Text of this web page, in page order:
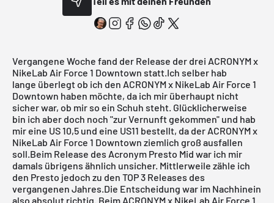
Vergangene Woche fand der Release der drei ACRONYM x
NikeLab Air Force 1 Downtown statt.Ich selber hab
lange überlegt ob ich den ACRONYM x NikeLab Air Force 1
Downtown haben möchte, da ich mir überhaupt nicht
sicher war, ob mir so ein Schuh steht. Glücklicherweise
bin ich aber doch noch "zur Vernunft gekommen" und hab
mir eine US 10,5 und eine US11 bestellt, da der ACRONYM x
NikeLab Air Force 1 Downtown ziemlich groß ausfallen
soll.Beim Release des Acronym Presto Mid war ich mir
damals übrigens ähnlich unsicher. Mittlerweile zähle ich
den Presto jedoch zu den TOP 3 Releases des
vergangenen Jahres.Die Entscheidung war im Nachhinein
also absolut richtig. Beim ACRONYM x NikeLab Air Force 1